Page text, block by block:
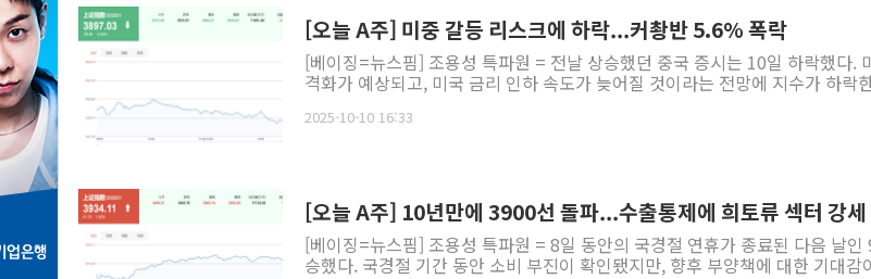
민
뉴
트
[오늘 A주] 미중 갈등 리스크에 하락...커촹반 5.6% 폭락
[베이징=뉴스핌] 조용성 특파원 = 전날 상승했던 중국 증시는 10일 하락했다.
격화가 예상되고, 미국 금리 인하 속도가 늦어질 것이라는 전망에 지수가 하락
2025-10-10 16:33
[오늘 A주] 10년만에 3900선 돌파...수출통제에 희토류 섹터 강세
[베이징=뉴스핌] 조용성 특파원 = 8일 동안의 국경절 연휴가 종료된 다음 날인
승했다. 국경절 기간 동안 소비 부진이 확인됐지만, 향후 부양책에 대한 기대감